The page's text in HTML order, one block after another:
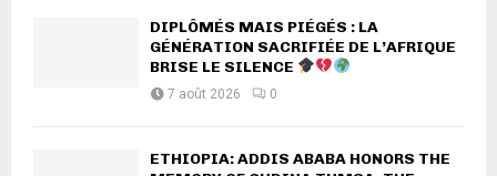
DIPLÔMÉS MAIS PIÉGÉS : LA
GÉNÉRATION SACRIFIÉE DE L’AFRIQUE
BRISE LE SILENCE
7 août 2026 0
ETHIOPIA: ADDIS ABABA HONORS THE